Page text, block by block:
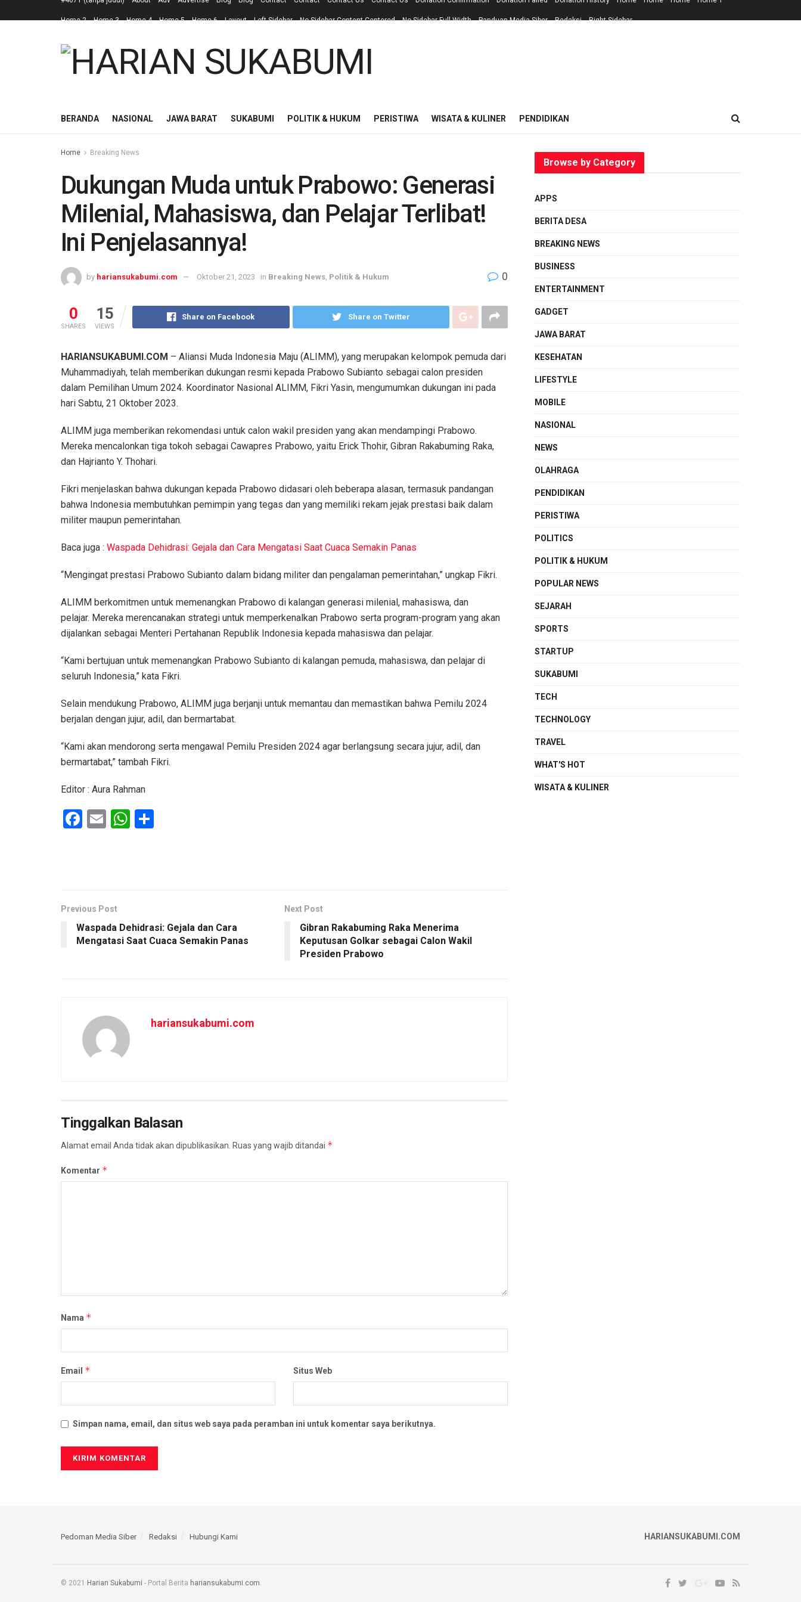
Home 2 Home 3 Home 4 Home 5 Home 6 Layout Left Sidebar No Sidebar Content Centered No Sidebar Full Width Panduan Media Siber Redaksi Right Sidebar
BERANDA NASIONAL JAWA BARAT SUKABUMI POLITIK & HUKUM PERISTIWA WISATA & KULINER PENDIDIKAN
Home Breaking News
Dukungan Muda untuk Prabowo: Generasi
Milenial, Mahasiswa, dan Pelajar Terlibat!
Ini Penjelasannya!
by hariansukabumi.com Oktober 21, 2023 in Breaking News Politik & Hukum 0
0
SHARES
15
VIEWS
Share on Facebook Share on Twitter
HARIANSUKABUMI.COM – Aliansi Muda Indonesia Maju (ALIMM), yang merupakan kelompok pemuda dari
Muhammadiyah, telah memberikan dukungan resmi kepada Prabowo Subianto sebagai calon presiden
dalam Pemilihan Umum 2024. Koordinator Nasional ALIMM, Fikri Yasin, mengumumkan dukungan ini pada
hari Sabtu, 21 Oktober 2023.
ALIMM juga memberikan rekomendasi untuk calon wakil presiden yang akan mendampingi Prabowo.
Mereka mencalonkan tiga tokoh sebagai Cawapres Prabowo, yaitu Erick Thohir, Gibran Rakabuming Raka,
dan Hajrianto Y. Thohari.
Fikri menjelaskan bahwa dukungan kepada Prabowo didasari oleh beberapa alasan, termasuk pandangan
bahwa Indonesia membutuhkan pemimpin yang tegas dan yang memiliki rekam jejak prestasi baik dalam
militer maupun pemerintahan.
Baca juga : Waspada Dehidrasi: Gejala dan Cara Mengatasi Saat Cuaca Semakin Panas
“Mengingat prestasi Prabowo Subianto dalam bidang militer dan pengalaman pemerintahan,” ungkap Fikri.
ALIMM berkomitmen untuk memenangkan Prabowo di kalangan generasi milenial, mahasiswa, dan
pelajar. Mereka merencanakan strategi untuk memperkenalkan Prabowo serta program-program yang akan
dijalankan sebagai Menteri Pertahanan Republik Indonesia kepada mahasiswa dan pelajar.
“Kami bertujuan untuk memenangkan Prabowo Subianto di kalangan pemuda, mahasiswa, dan pelajar di
seluruh Indonesia,” kata Fikri.
Selain mendukung Prabowo, ALIMM juga berjanji untuk memantau dan memastikan bahwa Pemilu 2024
berjalan dengan jujur, adil, dan bermartabat.
“Kami akan mendorong serta mengawal Pemilu Presiden 2024 agar berlangsung secara jujur, adil, dan
bermartabat,” tambah Fikri.
Editor : Aura Rahman
F
o
k
E
W
p
Previous Post
Waspada Dehidrasi: Gejala dan Cara
Mengatasi Saat Cuaca Semakin Panas
Next Post
Gibran Rakabuming Raka Menerima
Keputusan Golkar sebagai Calon Wakil
Presiden Prabowo
hariansukabumi.com
Tinggalkan Balasan
Alamat email Anda tidak akan dipublikasikan. Ruas yang wajib ditandai *
Komentar *
Nama *
Email * Situs Web
Simpan nama, email, dan situs web saya pada peramban ini untuk komentar saya berikutnya.
Browse by Category
APPS
BERITA DESA
BREAKING NEWS
BUSINESS
ENTERTAINMENT
GADGET
JAWA BARAT
KESEHATAN
LIFESTYLE
MOBILE
NASIONAL
NEWS
OLAHRAGA
PENDIDIKAN
PERISTIWA
POLITICS
POLITIK & HUKUM
POPULAR NEWS
SEJARAH
SPORTS
STARTUP
SUKABUMI
TECH
TECHNOLOGY
TRAVEL
WHAT'S HOT
WISATA & KULINER
Pedoman Media Siber Redaksi Hubungi Kami HARIANSUKABUMI.COM
© 2021 Harian Sukabumi - Portal Berita hariansukabumi.com